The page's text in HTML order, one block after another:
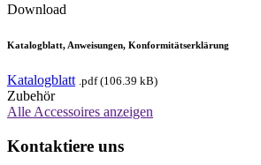
Download
Katalogblatt, Anweisungen, Konformitätserklärung
Katalogblatt .pdf (106.39 kB)
Zubehör
Alle Accessoires anzeigen
Kontaktiere uns